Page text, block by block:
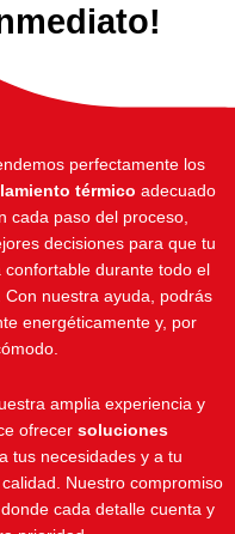
perfectamente los
térmico adecuado
cada paso del proceso,
decisiones para que tu
durante todo el
nuestra ayuda, podrás
energéticamente y, por
amplia experiencia y
ofrecer soluciones
tus necesidades y a tu
Nuestro compromiso
cada detalle cuenta y